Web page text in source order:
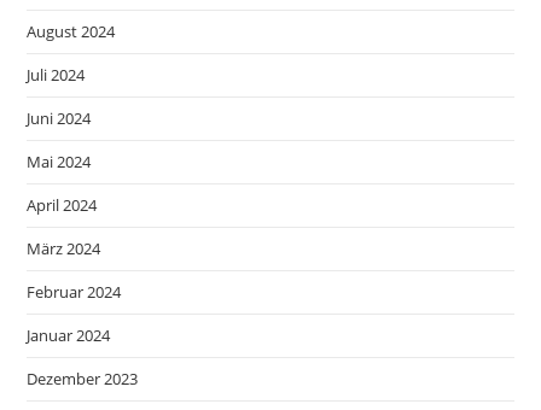
August 2024
Juli 2024
Juni 2024
Mai 2024
April 2024
März 2024
Februar 2024
Januar 2024
Dezember 2023